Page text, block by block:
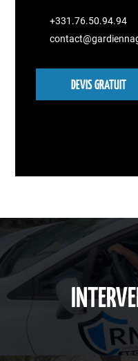
+331.76.50.94.94
DEVIS GRATUIT